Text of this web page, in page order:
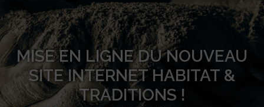
MISE EN LIGNE DU NOUVEAU
SITE INTERNET HABITAT &
TRADITIONS !